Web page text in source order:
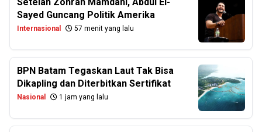
Sayed Guncang Politik Amerika
Internasional 57 menit yang lalu
BPN Batam Tegaskan Laut Tak Bisa
Dikapling dan Diterbitkan Sertifikat
Nasional 1 jam yang lalu